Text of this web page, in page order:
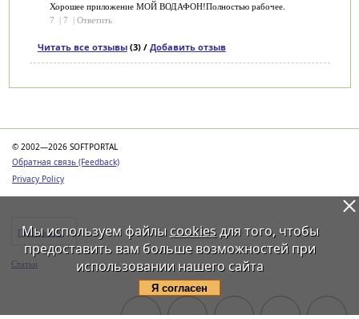
Хорошее приложение МОЙ ВОДАФОН!Полностью рабочее.
7
7 Ответить
Читать все отзывы(3) / Добавить отзыв
© 2002—2026 SOFTPORTAL
Обратная связь (Feedback)
Privacy Policy
Программы
Статьи
Мы используем файлы cookiesдля того, чтобы
предоставить вам больше возможностей при
использовании нашего сайта